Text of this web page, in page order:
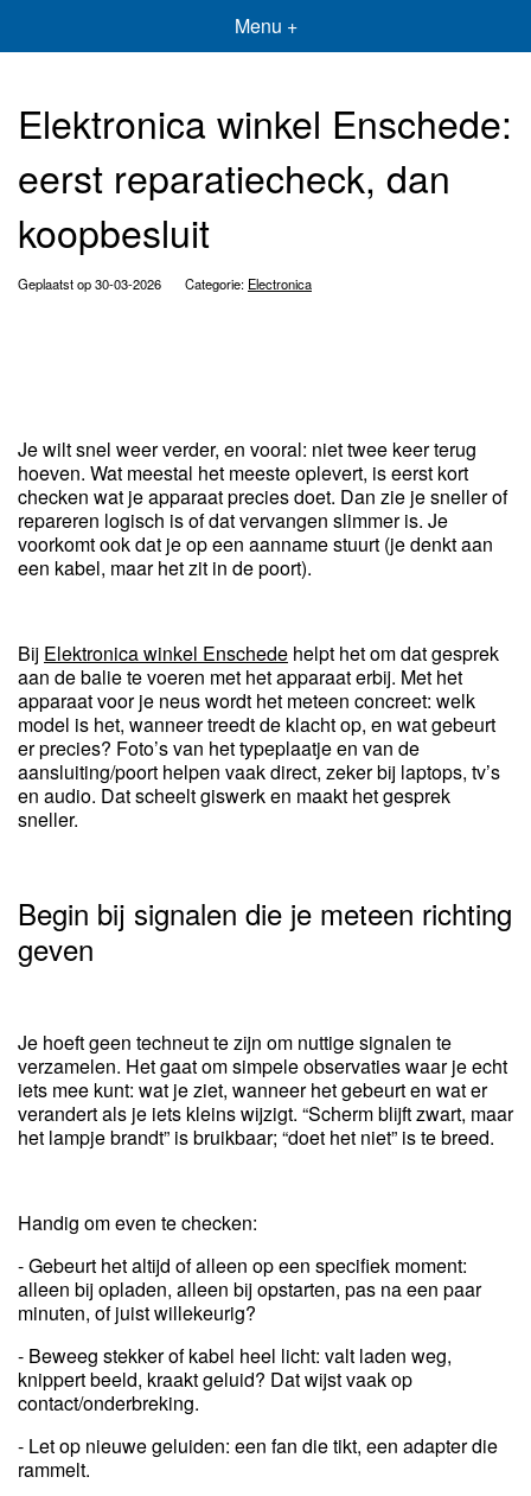
Menu +
Elektronica winkel Enschede:
eerst reparatiecheck, dan
koopbesluit
Geplaatst op 30-03-2026 Categorie: Electronica
Je wilt snel weer verder, en vooral: niet twee keer terug
hoeven. Wat meestal het meeste oplevert, is eerst kort
checken wat je apparaat precies doet. Dan zie je sneller of
repareren logisch is of dat vervangen slimmer is. Je
voorkomt ook dat je op een aanname stuurt (je denkt aan
een kabel, maar het zit in de poort).
Bij Elektronica winkel Enschede helpt het om dat gesprek
aan de balie te voeren met het apparaat erbij. Met het
apparaat voor je neus wordt het meteen concreet: welk
model is het, wanneer treedt de klacht op, en wat gebeurt
er precies? Foto’s van het typeplaatje en van de
aansluiting/poort helpen vaak direct, zeker bij laptops, tv’s
en audio. Dat scheelt giswerk en maakt het gesprek
sneller.
Begin bij signalen die je meteen richting
geven
Je hoeft geen techneut te zijn om nuttige signalen te
verzamelen. Het gaat om simpele observaties waar je echt
iets mee kunt: wat je ziet, wanneer het gebeurt en wat er
verandert als je iets kleins wijzigt. “Scherm blijft zwart, maar
het lampje brandt” is bruikbaar; “doet het niet” is te breed.
Handig om even te checken:
- Gebeurt het altijd of alleen op een specifiek moment:
alleen bij opladen, alleen bij opstarten, pas na een paar
minuten, of juist willekeurig?
- Beweeg stekker of kabel heel licht: valt laden weg,
knippert beeld, kraakt geluid? Dat wijst vaak op
contact/onderbreking.
- Let op nieuwe geluiden: een fan die tikt, een adapter die
rammelt.